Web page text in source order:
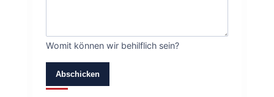
Womit können wir behilflich sein?
Abschicken